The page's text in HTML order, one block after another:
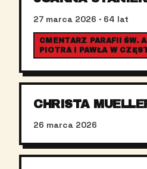
27 marca 2026 · 64 lat
CMENTARZ PARAFII ŚW.
PIOTRA I PAWŁA W
CHRISTA
26 marca 2026